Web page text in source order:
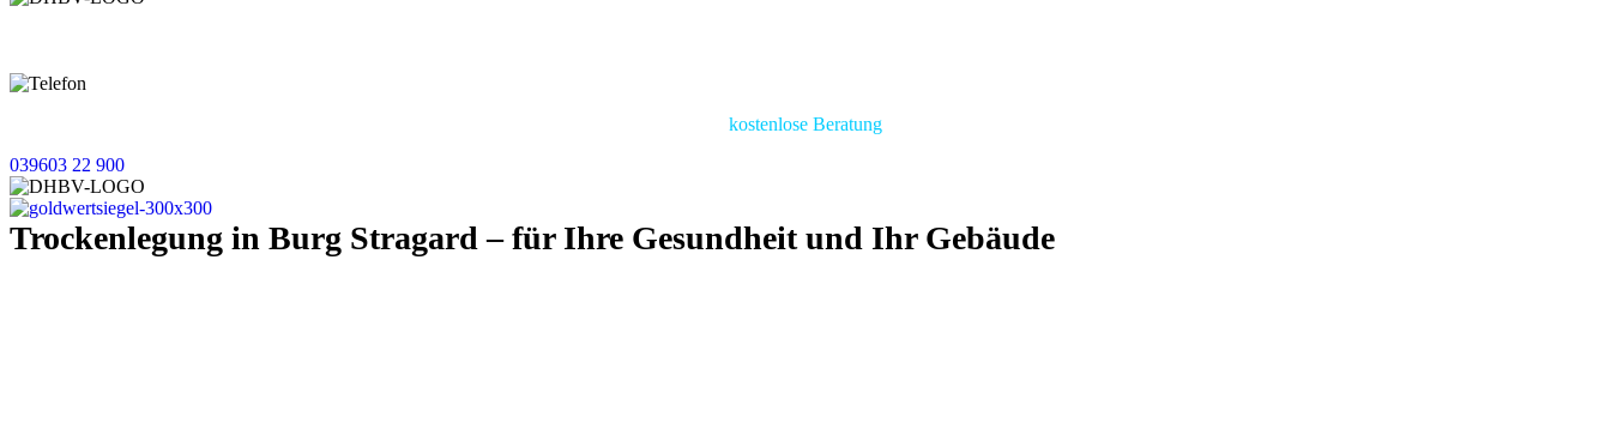
kostenlose Beratung
039603 22 900
Trocken­legung in Burg Stragard – für Ihre Gesund­heit und Ihr Gebäude